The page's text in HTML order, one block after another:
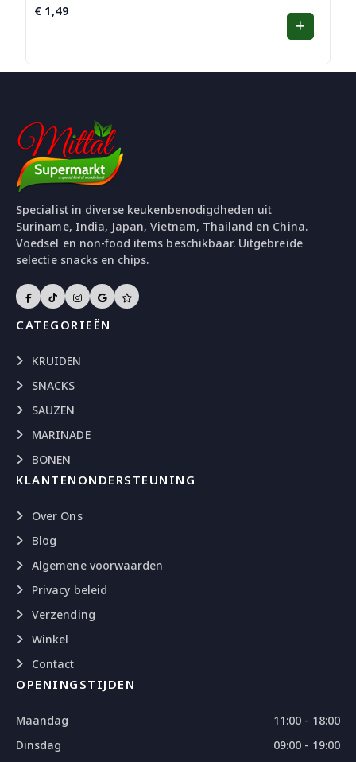
€ 1,49
Specialist in diverse keukenbenodigdheden uit
Suriname, India, Japan, Vietnam, Thailand en China.
Voedsel en non-food items beschikbaar. Uitgebreide
selectie snacks en chips.
CATEGORIEËN
KRUIDEN
SNACKS
SAUZEN
MARINADE
BONEN
KLANTENONDERSTEUNING
Over Ons
Blog
Algemene voorwaarden
Privacy beleid
Verzending
Winkel
Contact
OPENINGSTIJDEN
Maandag
11:00 - 18:00
Dinsdag
09:00 - 19:00